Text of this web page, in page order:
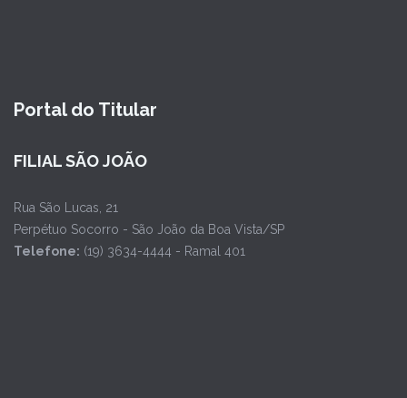
Portal do Titular
FILIAL SÃO JOÃO
Rua São Lucas, 21
Perpétuo Socorro - São João da Boa Vista/SP
Telefone: (19) 3634-4444 - Ramal 401